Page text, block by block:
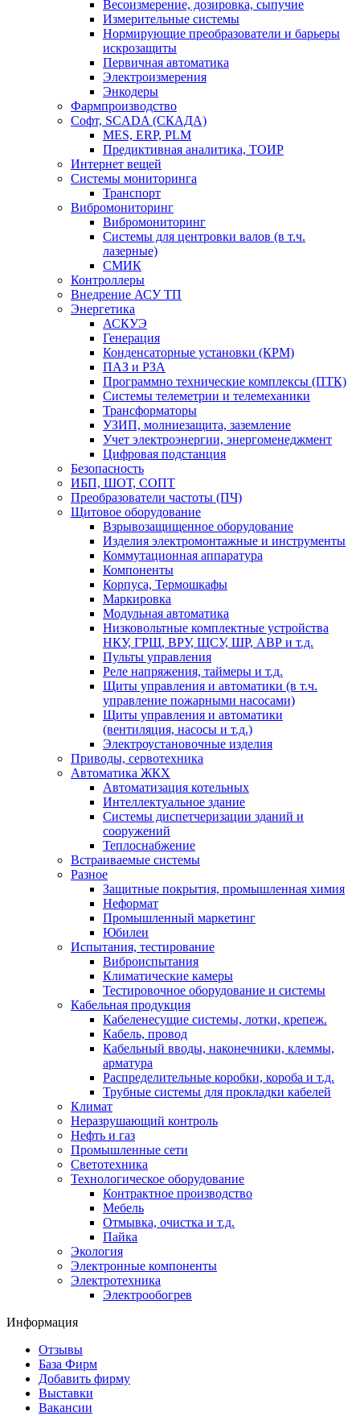
Весоизмерение, дозировка, сыпучие
Измерительные системы
Нормирующие преобразователи и барьеры
искрозащиты
Первичная автоматика
Электроизмерения
Энкодеры
Фармпроизводство
Софт, SCADA (СКАДА)
MES, ERP, PLM
Предиктивная аналитика, ТОИР
Интернет вещей
Системы мониторинга
Транспорт
Вибромониторинг
Вибромониторинг
Системы для центровки валов (в т.ч.
лазерные)
СМИК
Контроллеры
Внедрение АСУ ТП
Энергетика
АСКУЭ
Генерация
Конденсаторные установки (КРМ)
ПАЗ и РЗА
Программно технические комплексы (ПТК)
Системы телеметрии и телемеханики
Трансформаторы
УЗИП, молниезащита, заземление
Учет электроэнергии, энергоменеджмент
Цифровая подстанция
Безопасность
ИБП, ШОТ, СОПТ
Преобразователи частоты (ПЧ)
Щитовое оборудование
Взрывозащищенное оборудование
Изделия электромонтажные и инструменты
Коммутационная аппаратура
Компоненты
Корпуса, Термошкафы
Маркировка
Модульная автоматика
Низковольтные комплектные устройства
НКУ, ГРЩ, ВРУ, ЩСУ, ШР, АВР и т.д.
Пульты управления
Реле напряжения, таймеры и т.д.
Щиты управления и автоматики (в т.ч.
управление пожарными насосами)
Щиты управления и автоматики
(вентиляция, насосы и т.д.)
Электроустановочные изделия
Приводы, сервотехника
Автоматика ЖКХ
Автоматизация котельных
Интеллектуальное здание
Системы диспетчеризации зданий и
сооружений
Теплоснабжение
Встраиваемые системы
Разное
Защитные покрытия, промышленная химия
Неформат
Промышленный маркетинг
Юбилеи
Испытания, тестирование
Виброиспытания
Климатические камеры
Тестировочное оборудование и системы
Кабельная продукция
Кабеленесущие системы, лотки, крепеж.
Кабель, провод
Кабельный вводы, наконечники, клеммы,
арматура
Распределительные коробки, короба и т.д.
Трубные системы для прокладки кабелей
Климат
Неразрушающий контроль
Нефть и газ
Промышленные сети
Светотехника
Технологическое оборудование
Контрактное производство
Мебель
Отмывка, очистка и т.д.
Пайка
Экология
Электронные компоненты
Электротехника
Электрообогрев
Информация
Отзывы
База Фирм
Добавить фирму
Выставки
Вакансии